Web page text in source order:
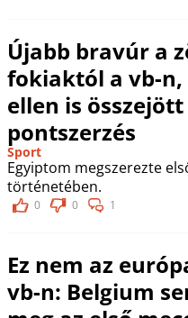
Újabb bravúr a
fokiaktól a vb-
ellen is összejött
pontszerzés
Sport
Egyiptom megszerezte
történetében.
0 0 1
Ez nem az
vb-n: Belgium